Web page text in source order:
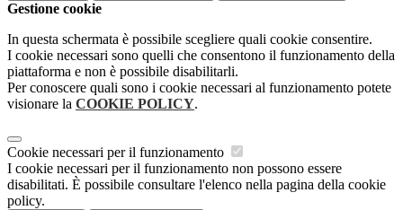
Gestione cookie
In questa schermata è possibile scegliere quali cookie consentire.
I cookie necessari sono quelli che consentono il funzionamento della
piattaforma e non è possibile disabilitarli.
Per conoscere quali sono i cookie necessari al funzionamento potete
visionare la COOKIE POLICY.
Cookie necessari per il funzionamento
I cookie necessari per il funzionamento non possono essere
disabilitati. È possibile consultare l'elenco nella pagina della cookie
policy.